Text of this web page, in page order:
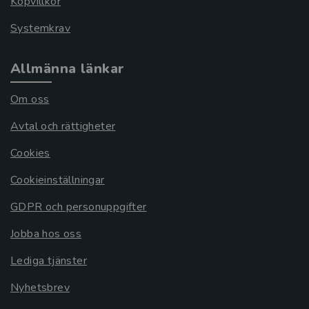
Systemkrav
Allmänna länkar
Om oss
Avtal och rättigheter
Cookies
Cookieinställningar
GDPR och personuppgifter
Jobba hos oss
Lediga tjänster
Nyhetsbrev